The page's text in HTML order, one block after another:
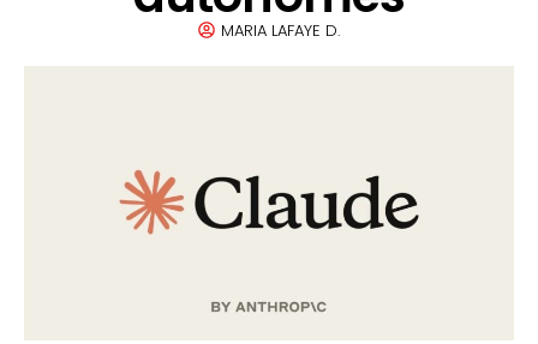
MARIA LAFAYE D.